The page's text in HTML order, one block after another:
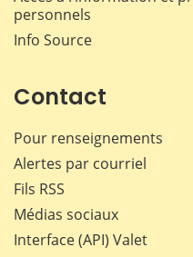
personnels
Info Source
Contact
Pour renseignements
Alertes par courriel
Fils RSS
Médias sociaux
Interface (API) Valet